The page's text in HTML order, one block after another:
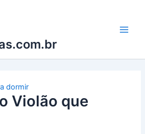
dormir
Violão que